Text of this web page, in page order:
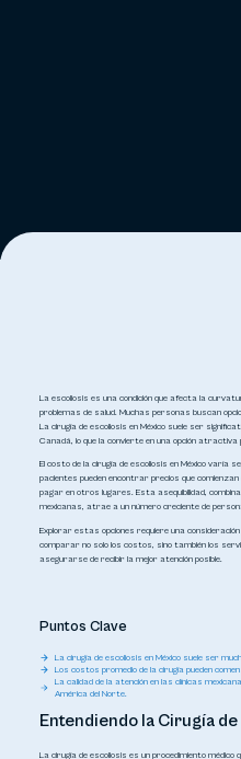
La escoliosis es una condición que afecta la
problemas de salud. Muchas personas buscan
La cirugía de escoliosis en México suele ser
Canadá, lo que la convierte en una opción
El costo de la cirugía de escoliosis en México varía
pacientes pueden encontrar precios que comienzan
pagar en otros lugares. Esta asequibilidad,
mexicanas, atrae a un número creciente de
Explorar estas opciones requiere una
comparar no solo los costos, sino también los
asegurarse de recibir la mejor atención posible.
Puntos Clave
La cirugía de escoliosis en México suele ser
Los costos promedio de la cirugía pueden
La calidad de la atención en las clínicas
América del Norte.
Entendiendo la Cirugía
La cirugía de escoliosis es un procedimiento